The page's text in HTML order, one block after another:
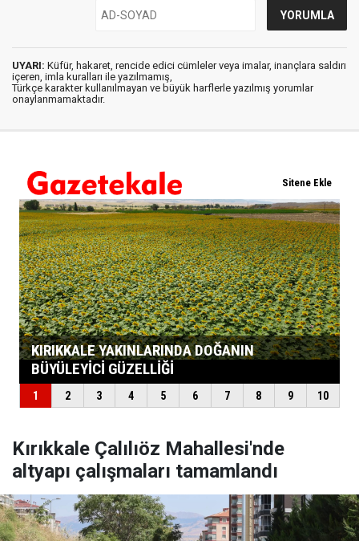
UYARI: Küfür, hakaret, rencide edici cümleler veya imalar, inançlara saldırı
içeren, imla kuralları ile yazılmamış,
Türkçe karakter kullanılmayan ve büyük harflerle yazılmış yorumlar
onaylanmamaktadır.
Kırıkkale Çalılıöz Mahallesi'nde
altyapı çalışmaları tamamlandı